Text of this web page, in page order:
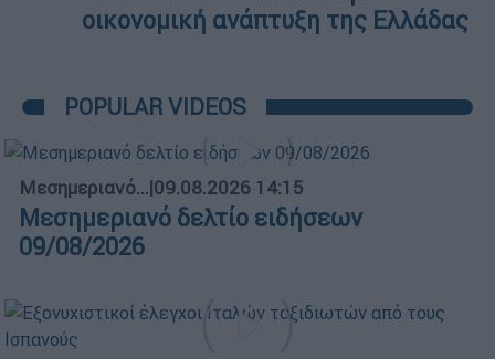
οικονομική ανάπτυξη της Ελλάδας
POPULAR VIDEOS
Μεσημεριανό...|09.08.2026 14:15
Μεσημεριανό δελτίο ειδήσεων
09/08/2026